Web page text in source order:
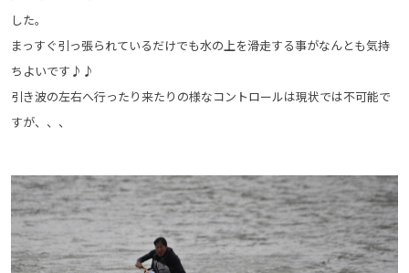
した。
まっすぐ引っ張られているだけでも水の上を滑走する事がなんとも気持
ちよいです♪♪
引き波の左右へ行ったり来たりの様なコントロールは現状では不可能で
すが、、、